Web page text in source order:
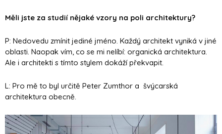
Měli jste za studií nějaké vzory na poli architektury?
P: Nedovedu zmínit jediné jméno. Každý architekt vyniká v jiné
oblasti. Naopak vím, co se mi nelíbí: organická architektura.
Ale i architekti s tímto stylem dokáží překvapit.
L: Pro mě to byl určitě Peter Zumthor a švýcarská
architektura obecně.